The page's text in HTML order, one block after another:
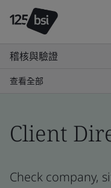
稽核與驗證
查看全部
Client
Check company,